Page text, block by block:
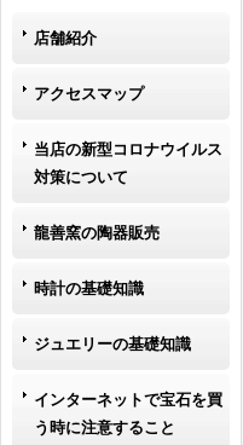
店舗紹介
アクセスマップ
当店の新型コロナウイルス
対策について
龍善窯の陶器販売
時計の基礎知識
ジュエリーの基礎知識
インターネットで宝石を買
う時に注意すること